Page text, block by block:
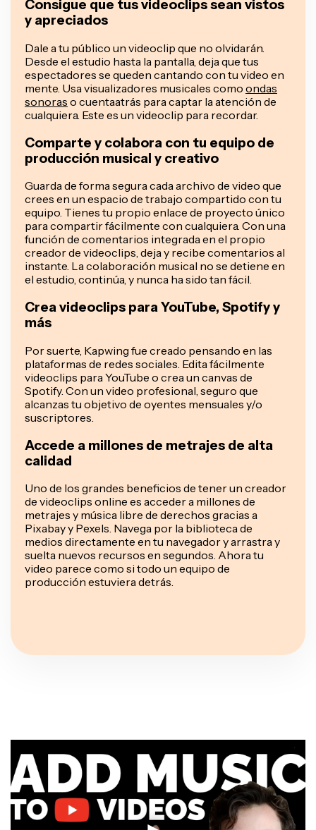
Consigue que tus videoclips sean vistos
y apreciados
Dale a tu público un videoclip que no olvidarán.
Desde el estudio hasta la pantalla, deja que tus
espectadores se queden cantando con tu video en
mente. Usa visualizadores musicales como ondas
sonoras o cuentaatrás para captar la atención de
cualquiera. Este es un videoclip para recordar.
Comparte y colabora con tu equipo de
producción musical y creativo
Guarda de forma segura cada archivo de video que
crees en un espacio de trabajo compartido con tu
equipo. Tienes tu propio enlace de proyecto único
para compartir fácilmente con cualquiera. Con una
función de comentarios integrada en el propio
creador de videoclips, deja y recibe comentarios al
instante. La colaboración musical no se detiene en
el estudio, continúa, y nunca ha sido tan fácil.
Crea videoclips para YouTube, Spotify y
más
Por suerte, Kapwing fue creado pensando en las
plataformas de redes sociales. Edita fácilmente
videoclips para YouTube o crea un canvas de
Spotify. Con un video profesional, seguro que
alcanzas tu objetivo de oyentes mensuales y/o
suscriptores.
Accede a millones de metrajes de alta
calidad
Uno de los grandes beneficios de tener un creador
de videoclips online es acceder a millones de
metrajes y música libre de derechos gracias a
Pixabay y Pexels. Navega por la biblioteca de
medios directamente en tu navegador y arrastra y
suelta nuevos recursos en segundos. Ahora tu
video parece como si todo un equipo de
producción estuviera detrás.